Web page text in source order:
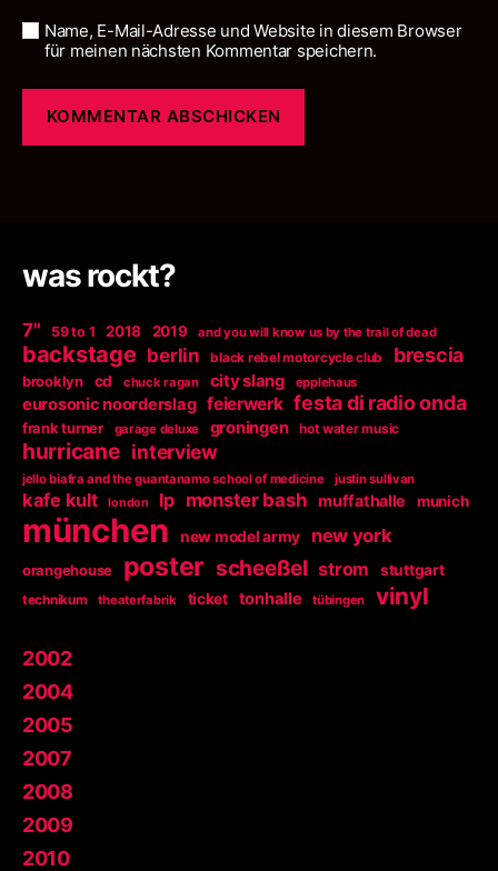
Name, E-Mail-Adresse und Website in diesem Browser
für meinen nächsten Kommentar speichern.
was rockt?
7" 59 to 1 2018 2019 and you will know us by the trail of dead
backstage berlin black rebel motorcycle club brescia
brooklyn cd chuck ragan city slang epplehaus
eurosonic noorderslag feierwerk festa di radio onda
frank turner garage deluxe groningen hot water music
hurricane interview
jello biafra and the guantanamo school of medicine justin sullivan
kafe kult london lp monster bash muffathalle munich
münchen new model army new york
orangehouse poster scheeßel strom stuttgart
technikum theaterfabrik ticket tonhalle tübingen vinyl
2002
2004
2005
2007
2008
2009
2010